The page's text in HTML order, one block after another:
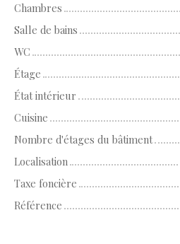
Chambres
Salle de bains
WC
Étage
État intérieur
Cuisine
Nombre d'étages du bâtiment
Localisation
Taxe foncière
Référence